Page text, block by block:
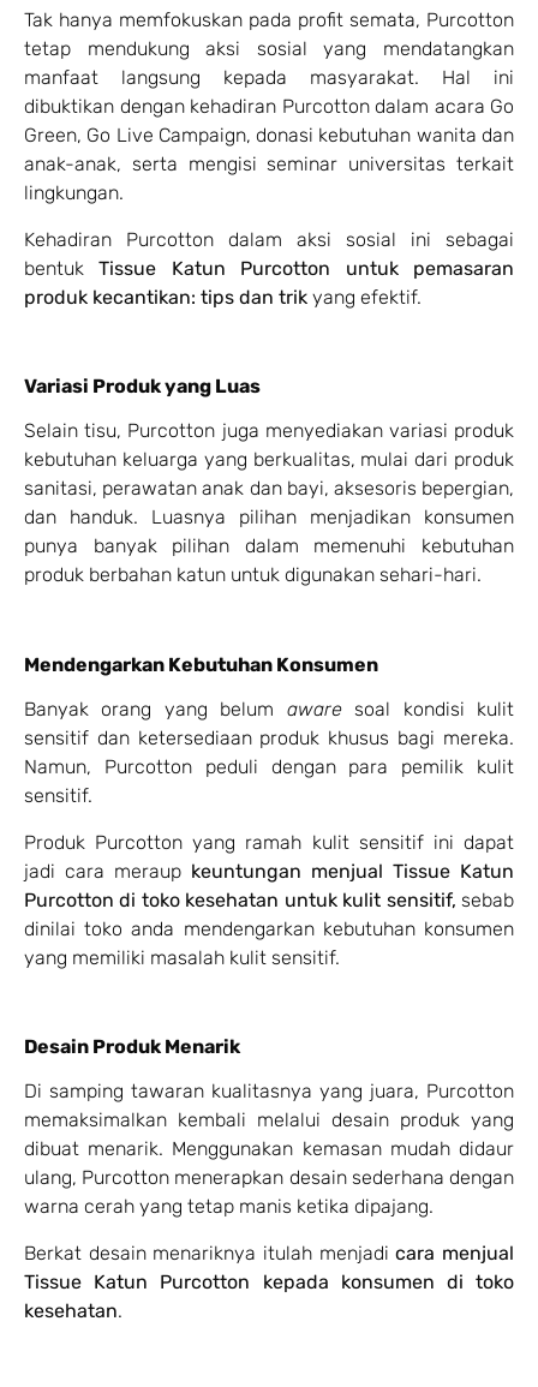
Tak hanya memfokuskan pada profit semata, Purcotton
tetap mendukung aksi sosial yang mendatangkan
manfaat langsung kepada masyarakat. Hal ini
dibuktikan dengan kehadiran Purcotton dalam acara Go
Green, Go Live Campaign, donasi kebutuhan wanita dan
anak-anak, serta mengisi seminar universitas terkait
lingkungan.
Kehadiran Purcotton dalam aksi sosial ini sebagai
bentukTissue Katun Purcotton untuk pemasaran
produk kecantikan: tips dan trik yang efektif.
Variasi Produk yang Luas
Selain tisu, Purcotton juga menyediakan variasi produk
kebutuhan keluarga yang berkualitas, mulai dari produk
sanitasi, perawatan anak dan bayi, aksesoris bepergian,
dan handuk. Luasnya pilihan menjadikan konsumen
punya banyak pilihan dalam memenuhi kebutuhan
produk berbahan katun untuk digunakan sehari-hari.
Mendengarkan Kebutuhan Konsumen
Banyak orang yang belum awaresoal kondisi kulit
sensitif dan ketersediaan produk khusus bagi mereka.
Namun, Purcotton peduli dengan para pemilik kulit
sensitif.
Produk Purcotton yang ramah kulit sensitif ini dapat
jadi cara meraup keuntungan menjual Tissue Katun
Purcotton di toko kesehatan untuk kulit sensitif, sebab
dinilai toko anda mendengarkan kebutuhan konsumen
yang memiliki masalah kulit sensitif.
Desain Produk Menarik
Di samping tawaran kualitasnya yang juara, Purcotton
memaksimalkan kembali melalui desain produk yang
dibuat menarik. Menggunakan kemasan mudah didaur
ulang, Purcotton menerapkan desain sederhana dengan
warna cerah yang tetap manis ketika dipajang.
Berkat desain menariknya itulah menjadicara menjual
Tissue Katun Purcotton kepada konsumen di toko
kesehatan.